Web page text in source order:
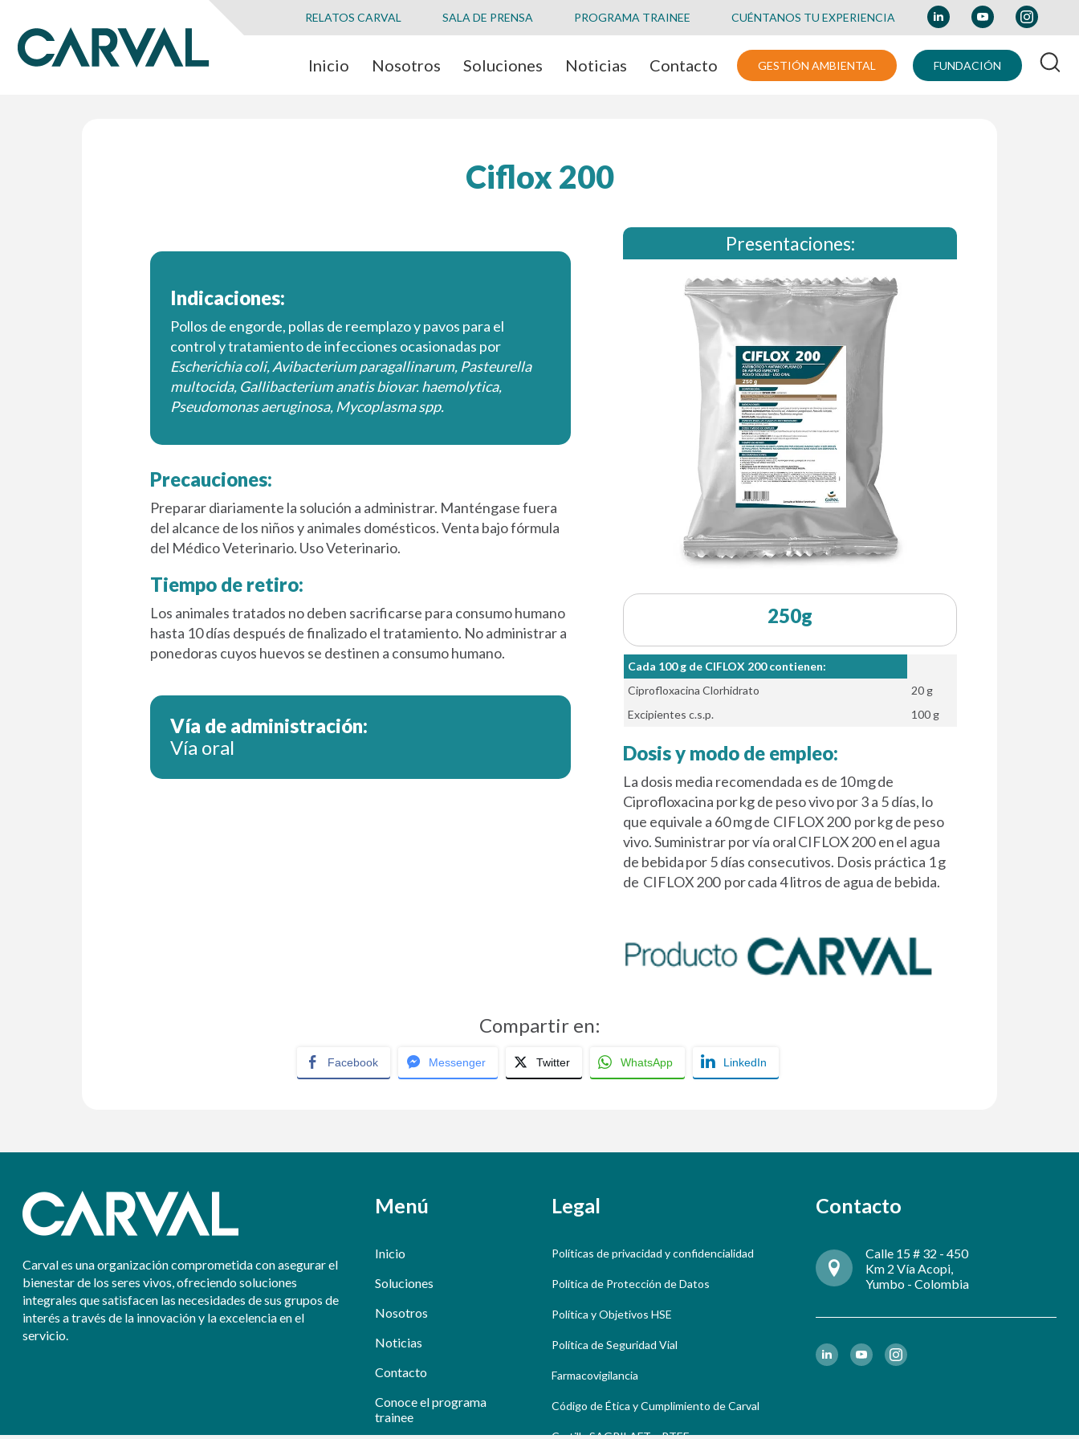
RELATOS CARVAL SALA DE PRENSA PROGRAMA TRAINEE CUÉNTANOS TU EXPERIENCIA
Inicio Nosotros Soluciones Noticias Contacto GESTIÓN AMBIENTAL FUNDACIÓN
Ciflox 200
Indicaciones:
Pollos de engorde, pollas de reemplazo y pavos para el
control y tratamiento de infecciones ocasionadas por
Escherichia coli, Avibacterium paragallinarum, Pasteurella
multocida, Gallibacterium anatis biovar. haemolytica,
Pseudomonas aeruginosa, Mycoplasma spp.
Precauciones:
Preparar diariamente la solución a administrar. Manténgase fuera
del alcance de los niñosy animales domésticos.Venta bajo fórmula
del Médico Veterinario. Uso Veterinario.
Tiempo de retiro:
Los animales tratados no deben sacrificarse para consumo humano
hasta 10 días después de finalizado el tratamiento. No administrar a
ponedoras cuyos huevos se destinen a consumo humano.
Vía de administración:
Vía oral
Presentaciones:
250g
Cada 100 g de CIFLOX 200 contienen:
Ciprofloxacina Clorhidrato
20 g
Excipientes c.s.p.
100 g
Dosis y modo de empleo:
La dosis media recomendada es de 10 mg de
Ciprofloxacina por kg de peso vivo por 3 a 5 días, lo
que equivale a 60 mgde CIFLOX200 porkg de peso
vivo. Suministrar por vía oral CIFLOX200 enel agua
de bebida por 5 días consecutivos. Dosis práctica 1 g
de CIFLOX200 porcada 4 litros de agua de bebida.
Compartir en:
Facebook Messenger Twitter WhatsApp LinkedIn
Carval es una organización comprometida con asegurar el
bienestar de los seres vivos, ofreciendo soluciones
integrales que satisfacen las necesidades de sus grupos de
interés a través de la innovación y la excelencia en el
servicio.
Menú
Inicio
Soluciones
Nosotros
Noticias
Contacto
Conoce el programa
trainee
Legal
Políticas de privacidad y confidencialidad
Política de Protección de Datos
Política y Objetivos HSE
Política de Seguridad Vial
Farmacovigilancia
Código de Ética y Cumplimiento de Carval
Cartilla SAGRILAFT y PTEE
Contacto
Calle 15 # 32 - 450
Km 2 Vía Acopi,
Yumbo - Colombia